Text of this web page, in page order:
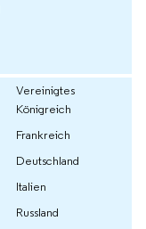
Vereinigtes
Königreich
Frankreich
Deutschland
Italien
Russland